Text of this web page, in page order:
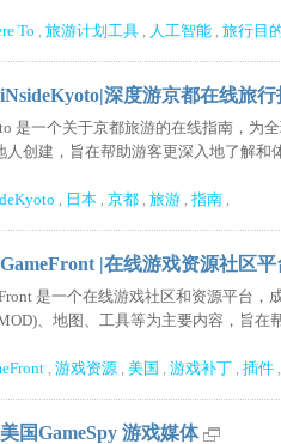
To , 旅游计划工具 , 人工智能 , 旅行目
iNsideKyoto|深度游京都在线旅行
是一个关于京都旅游的在线指南，为
人创建，旨在帮助游客更深入地了解和
, 日本 , 京都 , 旅游 , 指南 ,
GameFront |在线游戏资源社区平
是一个在线游戏社区和资源平台，
、地图、工具等为主要内容，旨在
, 游戏资源 , 美国 , 游戏补丁 , 插件 ,
美国GameSpy 游戏媒体